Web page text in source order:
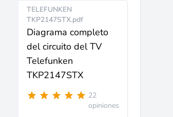
TELEFUNKEN
TKP2147STX.pdf
Diagrama completo
del circuito del TV
Telefunken
TKP2147STX
22
opiniones